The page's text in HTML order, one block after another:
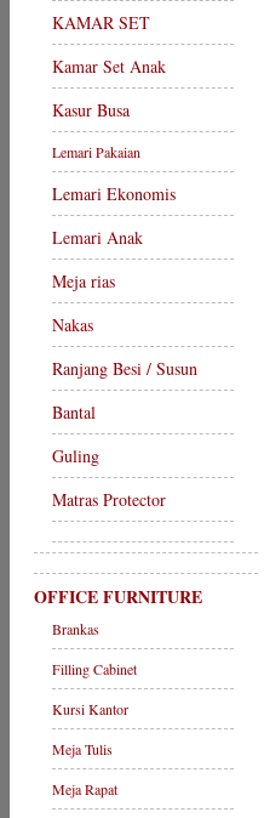
KAMAR SET
Kamar Set Anak
Kasur Busa
Lemari Pakaian
Lemari Ekonomis
Lemari Anak
Meja rias
Nakas
Ranjang Besi / Susun
Bantal
Guling
Matras Protector
OFFICE FURNITURE
Brankas
Filling Cabinet
Kursi Kantor
Meja Tulis
Meja Rapat